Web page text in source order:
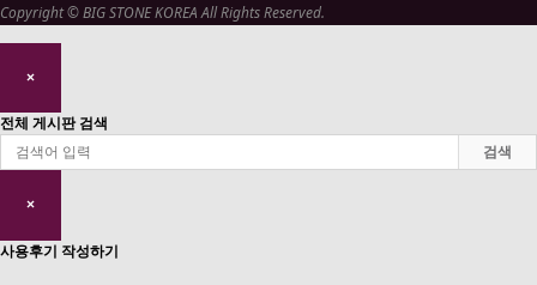
Copyright © BIG STONE KOREA All Rights Reserved.
×
전체 게시판 검색
검색
×
사용후기 작성하기